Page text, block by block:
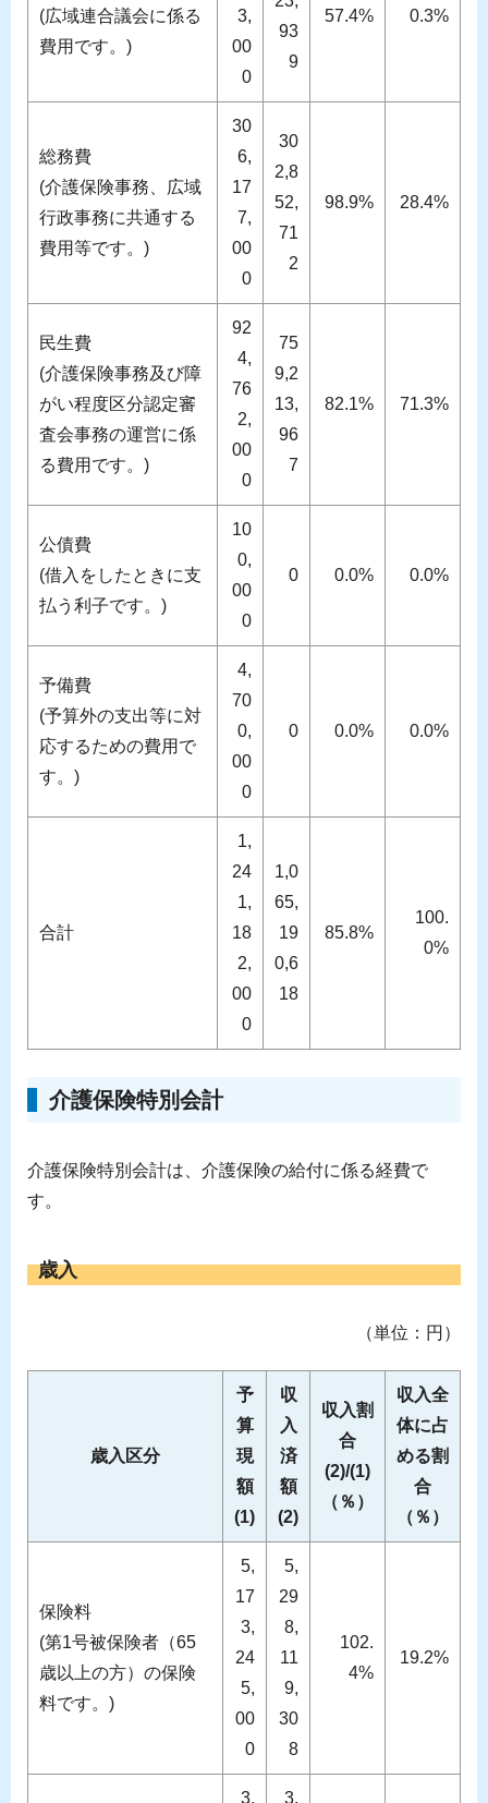
(広域連合議会に係る
費用です。)
3,
00
0
93
9
57.4% 0.3%
総務費
(介護保険事務、広域
行政事務に共通する
費用等です。)
30
6,
17
7,
00
0
30
2,8
52,
71
2
98.9% 28.4%
民生費
(介護保険事務及び障
がい程度区分認定審
査会事務の運営に係
る費用です。)
92
4,
76
2,
00
0
75
9,2
13,
96
7
82.1% 71.3%
公債費
(借入をしたときに支
払う利子です。)
10
0,
00
0
0 0.0% 0.0%
予備費
(予算外の支出等に対
応するための費用で
す。)
4,
70
0,
00
0
0 0.0% 0.0%
合計
1,
24
1,
18
2,
00
0
1,0
65,
19
0,6
18
85.8%
100.
0%
介護保険特別会計
介護保険特別会計は、介護保険の給付に係る経費で
す。
歳入
（単位：円）
歳入区分
予
算
現
額
(1)
収
入
済
額
(2)
収入割
合
(2)/(1)
（％）
収入全
体に占
める割
合
（％）
保険料
(第1号被保険者（65
歳以上の方）の保険
料です。)
5,
17
3,
24
5,
00
0
5,
29
8,
11
9,
30
8
102.
4%
19.2%
3, 3,